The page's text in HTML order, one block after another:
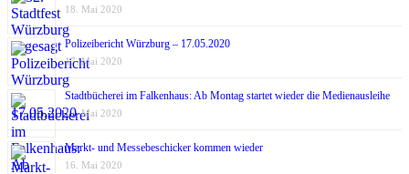
18. Mai 2020
Polizeibericht Würzburg – 17.05.2020
17. Mai 2020
Stadtbücherei im Falkenhaus: Ab Montag startet wieder die Medienausleihe
17. Mai 2020
Markt- und Messebeschicker kommen wieder
16. Mai 2020